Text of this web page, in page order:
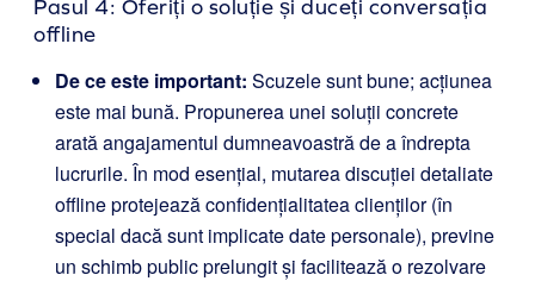
Pasul 4: Oferiți o soluție și duceți conversația
offline
De ce este important: Scuzele sunt bune; acțiunea
este mai bună. Propunerea unei soluții concrete
arată angajamentul dumneavoastră de a îndrepta
lucrurile. În mod esențial, mutarea discuției detaliate
offline protejează confidențialitatea clienților (în
special dacă sunt implicate date personale), previne
un schimb public prelungit și facilitează o rezolvare